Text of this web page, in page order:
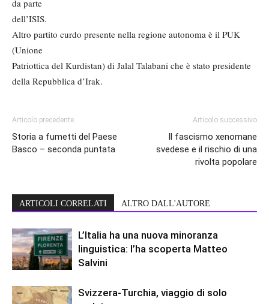
da parte
dell’ISIS.
Altro partito curdo presente nella regione autonoma è il PUK
(Unione
Patriottica del Kurdistan) di Jalal Talabani che è stato presidente
della Repubblica d’Irak.
Articolo precedente
Storia a fumetti del Paese
Basco – seconda puntata
Articolo successivo
Il fascismo xenomane
svedese e il rischio di una
rivolta popolare
ARTICOLI CORRELATI ALTRO DALL'AUTORE
L’Italia ha una nuova minoranza
linguistica: l’ha scoperta Matteo
Salvini
Svizzera-Turchia, viaggio di solo